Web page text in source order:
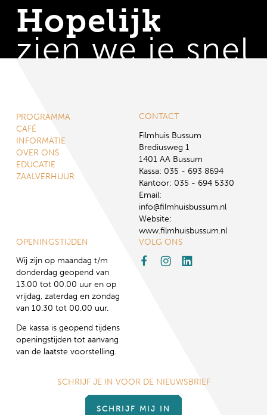
Hopelijk
zien we je snel
PROGRAMMA
CAFÉ
INFORMATIE
OVER ONS
EDUCATIE
ZAALVERHUUR
CONTACT
Filmhuis Bussum
Brediusweg 1
1401 AA Bussum
Kassa: 035 - 693 8694
Kantoor: 035 - 694 5330
Email:
info@filmhuisbussum.nl
Website:
www.filmhuisbussum.nl
OPENINGSTIJDEN
Wij zijn op maandag t/m
donderdag geopend van
13.00 tot 00.00 uur en op
vrijdag, zaterdag en zondag
van 10.30 tot 00.00 uur.
De kassa is geopend tijdens
openingstijden tot aanvang
van de laatste voorstelling.
VOLG ONS
SCHRIJF JE IN VOOR DE NIEUWSBRIEF
SCHRIJF MIJ IN